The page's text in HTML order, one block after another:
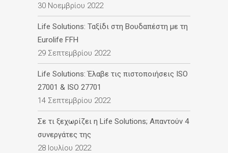
30 Νοεμβρίου 2022
Life Solutions: Ταξίδι στη Βουδαπέστη με τη
Eurolife FFH
29 Σεπτεμβρίου 2022
Life Solutions: Έλαβε τις πιστοποιήσεις ISO
27001 & ISO 27701
14 Σεπτεμβρίου 2022
Σε τι ξεχωρίζει η Life Solutions; Απαντούν 4
συνεργάτες της
28 Ιουλίου 2022